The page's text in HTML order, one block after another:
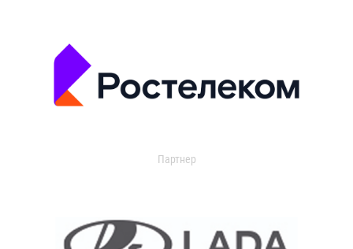
Партнер